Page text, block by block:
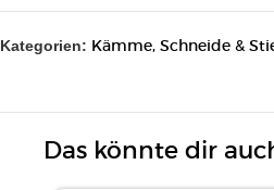
Kategorien: Kämme, Schneide &
Das könnte dir